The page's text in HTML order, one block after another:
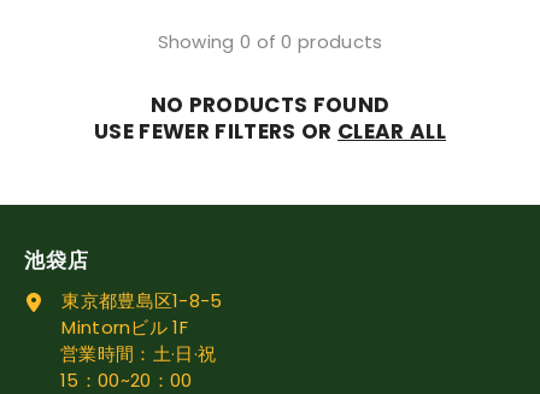
Showing 0 of 0 products
NO PRODUCTS FOUND
USE FEWER FILTERS OR CLEAR ALL
池袋店
東京都豊島区1-8-5
Mintornビル 1F
営業時間：土·日·祝
15：00~20：00